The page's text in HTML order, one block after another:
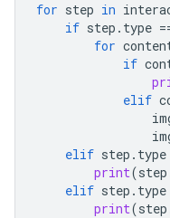
for step in
if step . type
for
if
elif
elif step . type
print(step
elif step . type
print(step